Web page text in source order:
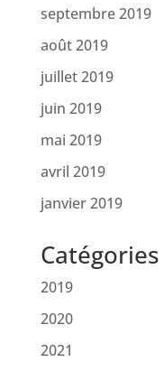
septembre 2019
août 2019
juillet 2019
juin 2019
mai 2019
avril 2019
janvier 2019
Catégories
2019
2020
2021